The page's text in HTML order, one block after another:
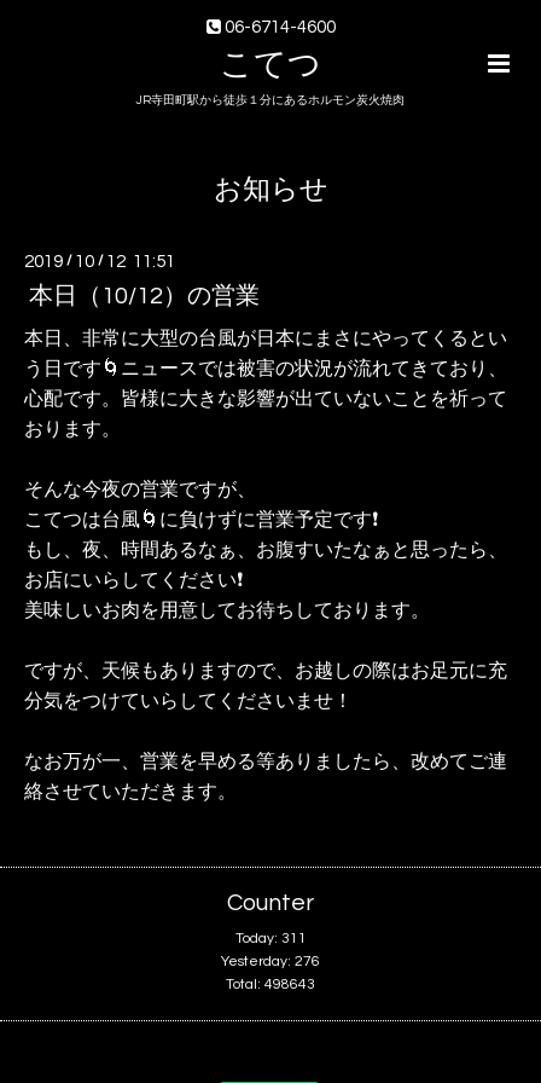
06-6714-4600
こてつ
JR寺田町駅から徒歩１分にあるホルモン炭火焼肉
お知らせ
2019 / 10 / 12 11:51
本日（10/12）の営業
本日、非常に大型の台風が日本にまさにやってくるとい
う日です 🌀ニュースでは被害の状況が流れてきており、
心配です。 皆様に大きな影響が出ていないことを祈って
おります。
そんな今夜の営業ですが、
こてつは台風🌀に負けずに営業予定です❗️
もし、夜、時間あるなぁ、お腹すいたなぁと思ったら、
お店にいらしてください❗️
美味しいお肉を用意してお待ちしております。
ですが、天候もありますので、お越しの際はお足元に充
分気をつけていらしてくださいませ！
なお万が一、営業を早める等ありましたら、改めてご連
絡させていただきます。
Counter
Today: 311
Yesterday: 276
Total: 498643